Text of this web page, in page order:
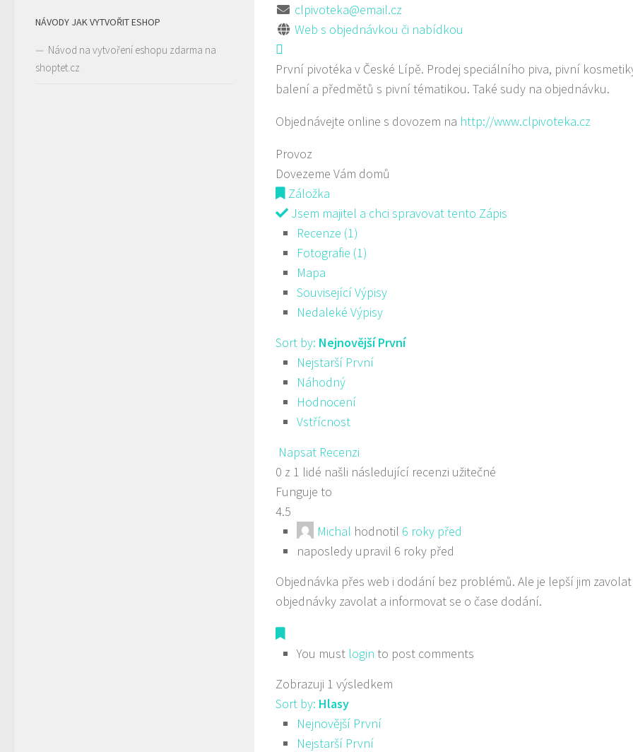
clpivoteka@email.cz
Web s objednávkou či nabídkou
První pivotéka v České Lípě. Prodej speciálního piva, pivní
balení a předmětů s pivní tématikou. Také sudy na objednávku.
Objednávejte online s dovozem na http://www.clpivoteka.cz
Provoz
Dovezeme Vám domů
Záložka
Jsem majitel a chci spravovat tento Zápis
Recenze (1)
Fotografie (1)
Mapa
Související Výpisy
Nedaleké Výpisy
Sort by: Nejnovější První
Nejstarší První
Náhodný
Hodnocení
Vstřícnost
Napsat Recenzi
0 z 1 lidé našli následující recenzi užitečné
Funguje to
4.5
Michal hodnotil 6 roky před
naposledy upravil 6 roky před
Objednávka přes web i dodání bez problémů. Ale je lepší jim
objednávky zavolat a informovat se o čase dodání.
You must login to post comments
Zobrazuji 1 výsledkem
Sort by: Hlasy
Nejnovější První
Nejstarší První
NÁVODY JAK VYTVOŘIT ESHOP
Návod na vytvoření eshopu zdarma na
shoptet.cz